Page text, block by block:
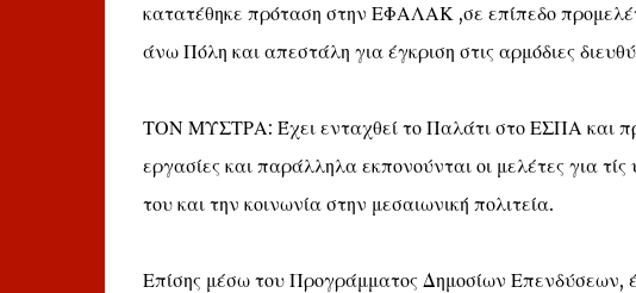
κατατέθηκε πρόταση στην ΕΦΑΛΑΚ ,σε επίπεδο
άνω Πόλη και απεστάλη για έγκριση στις αρμόδιες
ΤΟΝ ΜΥΣΤΡΑ: Έχει ενταχθεί το Παλάτι στο ΕΣΠΑ και
εργασίες και παράλληλα εκπονούνται οι μελέτες για
του και την κοινωνία στην μεσαιωνική πολιτεία.
Επίσης μέσω του Προγράμματος Δημοσίων Επενδύσεων,